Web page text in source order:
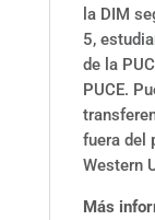
la DIM
5,
de la
PUCE.
fuera del
Western
Más